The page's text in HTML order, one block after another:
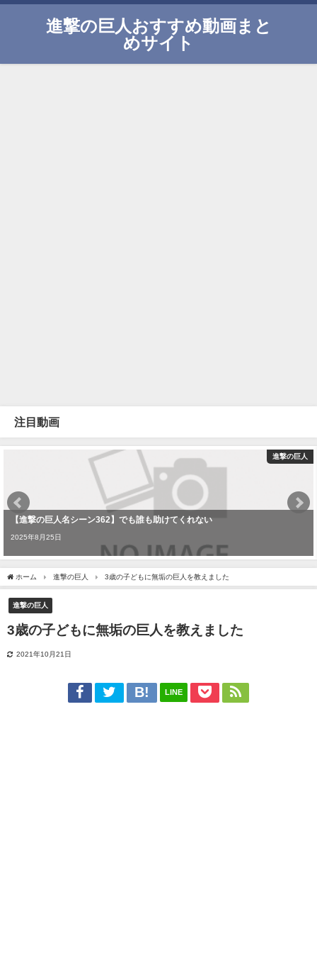
進撃の巨人おすすめ動画まと
めサイト
注目動画
進撃の巨人
【進撃の巨人名シーン362】でも誰も助けてくれない
2025年8月25日
ホーム 進撃の巨人 3歳の子どもに無垢の巨人を教えました
進撃の巨人
3歳の子どもに無垢の巨人を教えました
2021年10月21日
LINE